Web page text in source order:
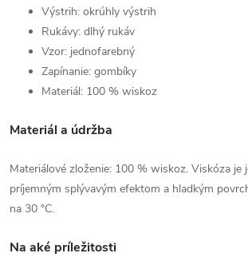
Výstrih: okrúhly výstrih
Rukávy: dlhý rukáv
Vzor: jednofarebný
Zapínanie: gombíky
Materiál: 100 % wiskoz
Materiál a údržba
Materiálové zloženie: 100 % wiskoz. Viskóza je
príjemným splývavým efektom a hladkým
na 30 °C.
Na aké príležitosti